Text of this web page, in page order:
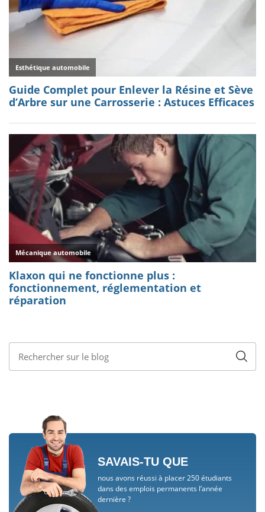
SAVAIS-TU QUE
nous avons réussi à placer 250 étudiants
dans des emplois permanents l’année
dernière ?